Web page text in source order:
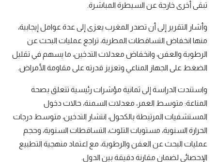
تبقى أخرى خارجة عن السيطرة المباشرة.
وأشار التقرير إلى أن تصدر المغرب يعزى إلى عدة عوامل إيجابية،
منها انخفاض التساقطات المطرية، تراجع عمليات البحث عن
الرطوبة والعفن، وانخفاض معدلات التدخين، ما يسهم في تقليل
الضغط على الجهاز المناعي وتعزيز قدرته على مقاومة الأمراض.
واستندت الدراسة إلى ثمانية مؤشرات رئيسية تتعلق بصحة
المناعة: متوسط العمر، معدلات السمنة، حالات دخول
المستشفيات المرتبطة بالكحول، انتشار التدخين، متوسط درجات
الحرارة السنوية، مستويات التلوث، التساقطات السنوية، وحجم
عمليات البحث عن العفن والرطوبة، مع اعتماد منهجية التطبيع
الإحصائي لضمان مقارنة دقيقة بين الدول.